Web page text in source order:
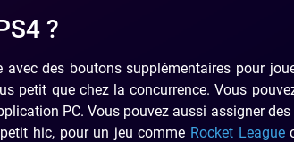
?
des boutons supplémentaires pour
petit que chez la concurrence. Vous
PC. Vous pouvez aussi assigner
hic, pour un jeu comme Rocket League